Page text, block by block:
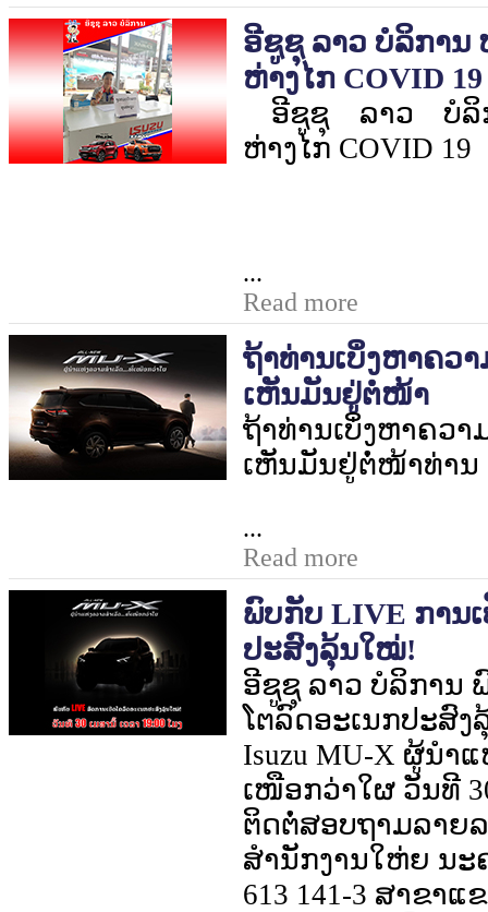
ອີຊູຊຸ ລາວ ບໍລິການ
ຫ່າງໄກ COVID 19
ອີຊູຊຸ ລາວ ບໍລິ
ຫ່າງໄກ COVID 19
...
Read more
ຖ້າທ່ານເບິ່ງຫາຄວ
ເຫັນມັນຢູ່ຕໍ່ໜ້າ
ຖ້າທ່ານເບິ່ງຫາຄວາ
ເຫັນມັນຢູ່ຕໍ່ໜ້າທ່ານ
...
Read more
ພົບກັບ LIVE ການ
ປະສົງລຸ້ນໃໝ່!
ອີຊູຊຸ ລາວ ບໍລິການ
ໂຕລົດອະເນກປະສົ
Isuzu MU-X ຜູ້ນຳແ
ເໜືອກວ່າໃຜ ວັນທີ
ຕິດຕໍ່ສອບຖາມລາຍ
ສຳນັກງານໃຫ່ຍ ນະ
613 141-3 ສາຂາ